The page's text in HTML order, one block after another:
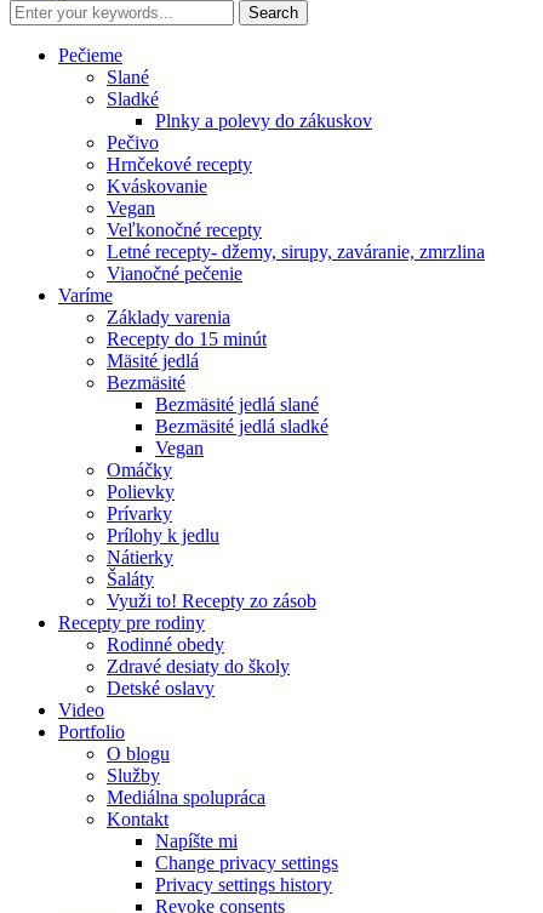
Pečieme
Slané
Sladké
Plnky a polevy do zákuskov
Pečivo
Hrnčekové recepty
Kváskovanie
Vegan
Veľkonočné recepty
Letné recepty- džemy, sirupy, zaváranie, zmrzlina
Vianočné pečenie
Varíme
Základy varenia
Recepty do 15 minút
Mäsité jedlá
Bezmäsité
Bezmäsité jedlá slané
Bezmäsité jedlá sladké
Vegan
Omáčky
Polievky
Prívarky
Prílohy k jedlu
Nátierky
Šaláty
Využi to! Recepty zo zásob
Recepty pre rodiny
Rodinné obedy
Zdravé desiaty do školy
Detské oslavy
Video
Portfolio
O blogu
Služby
Mediálna spolupráca
Kontakt
Napíšte mi
Change privacy settings
Privacy settings history
Revoke consents